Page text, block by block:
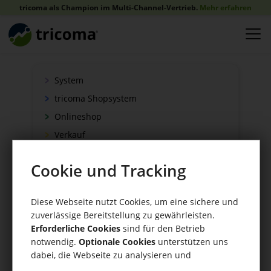
tricoma als Champion im Multi-Channel-Vertrieb. Mehr erfahren
System
tricoma Shopsystem
Onlineshop
Verkauf
Zahlung
WaWi/CRM
CRM Tools
Cookie und Tracking
Diese Webseite nutzt Cookies, um eine sichere und
zuverlässige Bereitstellung zu gewährleisten.
Erforderliche Cookies sind für den Betrieb
notwendig. Optionale Cookies unterstützen uns
dabei, die Webseite zu analysieren und